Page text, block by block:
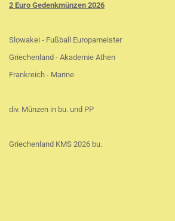
2 Euro Gedenkmünzen 2026
Slowakei - Fußball Europameister
Griechenland - Akademie Athen
Frankreich - Marine
div. Münzen in bu. und PP
Griechenland KMS 2026 bu.